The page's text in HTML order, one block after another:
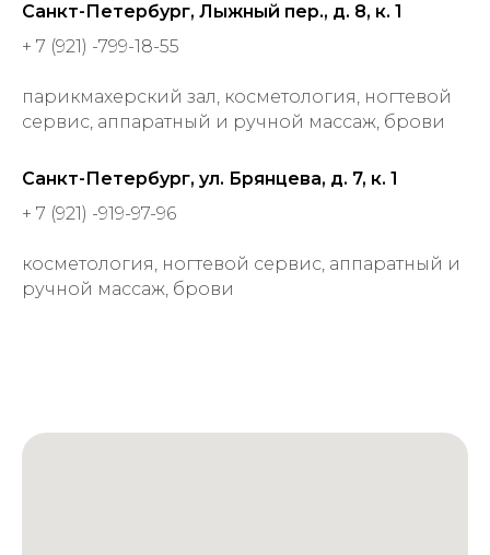
Санкт-Петербург, Лыжный пер., д. 8, к. 1
+ 7 (921) -799-18-55
парикмахерский зал, косметология, ногтевой
сервис, аппаратный и ручной массаж, брови
Санкт-Петербург, ул. Брянцева, д. 7, к. 1
+ 7 (921) -919-97-96
косметология, ногтевой сервис, аппаратный и
ручной массаж, брови